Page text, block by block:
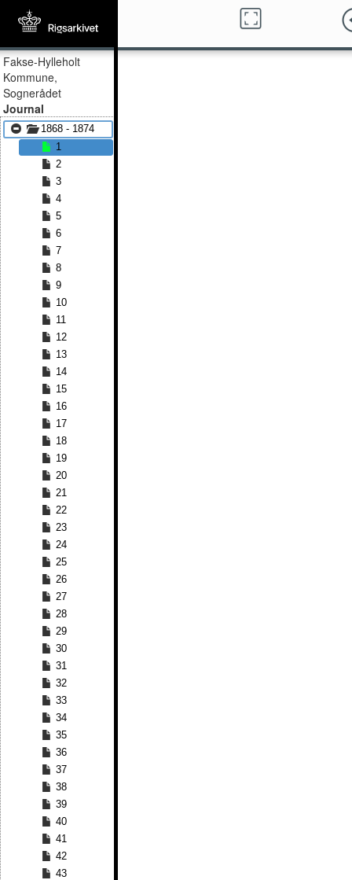
Fakse-Hylleholt
Kommune,
Sognerådet
Journal
1868 - 1874
1
2
3
4
5
6
7
8
9
10
11
12
13
14
15
16
17
18
19
20
21
22
23
24
25
26
27
28
29
30
31
32
33
34
35
36
37
38
39
40
41
42
43